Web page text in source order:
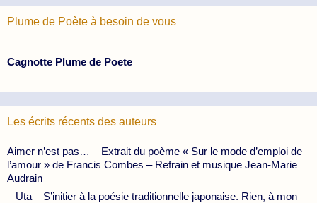
Plume de Poète à besoin de vous
Cagnotte Plume de Poete
Les écrits récents des auteurs
Aimer n’est pas… – Extrait du poème « Sur le mode d’emploi de
l’amour » de Francis Combes – Refrain et musique Jean-Marie
Audrain
– Uta – S’initier à la poésie traditionnelle japonaise. Rien, à mon